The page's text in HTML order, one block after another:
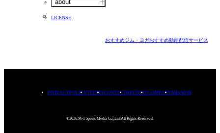
about
LICENSE
おすすめジム・ヨガおすすめ動画配信サービス
PRIVACYPOLICYTERMSCONTACTRECRUITCOMPANYMISSION
©2026.M-1 Sports Media Co.,Ltd.All Rights Reserved.